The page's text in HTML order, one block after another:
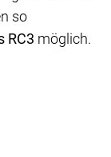
so
RC3 möglich.